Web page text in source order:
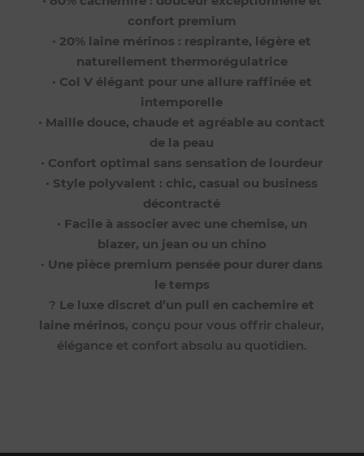
confort premium
• 20% laine mérinos : respirante, légère et
naturellement thermorégulatrice
• Col V élégant pour une allure raffinée et
intemporelle
• Maille douce, chaude et agréable au contact
de la peau
• Confort optimal sans sensation de lourdeur
• Style polyvalent : chic, casual ou business
décontracté
• Facile à associer avec une chemise, un
blazer, un jean ou un chino
• Une pièce premium pensée pour durer dans
le temps
? Le luxe discret d’un pull en cachemire et
laine mérinos, conçu pour vous offrir chaleur,
élégance et confort absolu au quotidien.